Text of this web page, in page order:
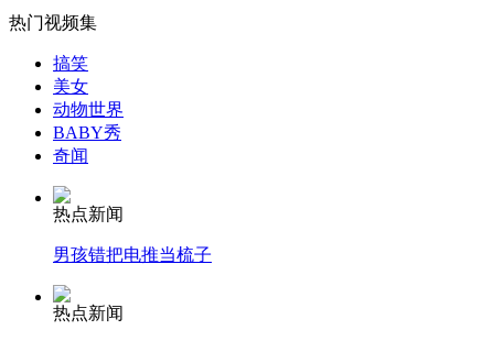
走！跟着总书记去植树
消防员救轻生者
纽约上演“枕头大战”
热门视频集
搞笑
美女
动物世界
BABY秀
奇闻
热点新闻
男孩错把电推当梳子
热点新闻